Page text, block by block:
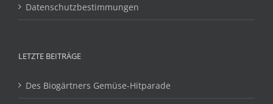
Datenschutzbestimmungen
LETZTE BEITRÄGE
Des Biogärtners Gemüse-Hitparade